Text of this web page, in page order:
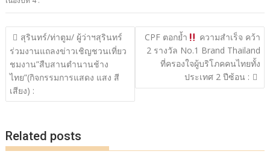
o
o
k
Li
n
k
แนะแนว
เรื่อง
สุรินทร์/ท่าตูม/ ผู้ว่าฯสุรินทร์
ร่วมงานแถลงข่าวเชิญชวนเที่ยว
ชมงาน”สืบสานตํานานช้าง
ไทย”(กิจกรรมการแสดง แสง สี
เสียง) :
CPF ตอกย้ำ
ความสำเร็จ คว้า
2 รางวัล No.1 Brand Thailand
ที่ครองใจผู้บริโภคคนไทยทั้ง
ประเทศ 2 ปีซ้อน :
Related posts